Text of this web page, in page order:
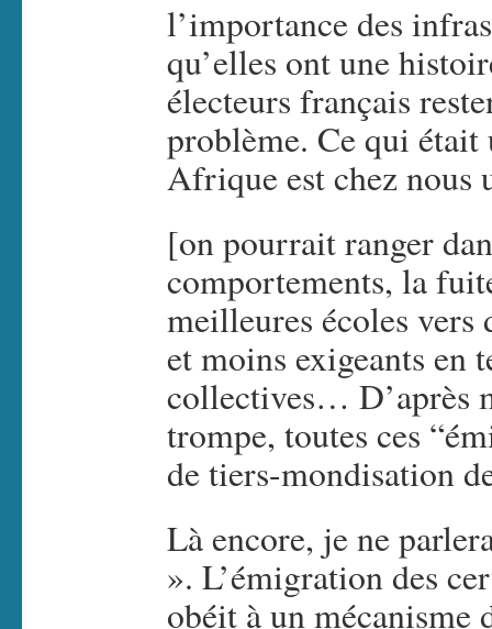
l’importance des
qu’elles ont une
électeurs français
problème. Ce qui était
Afrique est chez nous
[on pourrait ranger
comportements, la
meilleures écoles vers
et moins exigeants en
collectives… D’après
trompe, toutes ces
de tiers-mondisation
Là encore, je ne
». L’émigration des
obéit à un